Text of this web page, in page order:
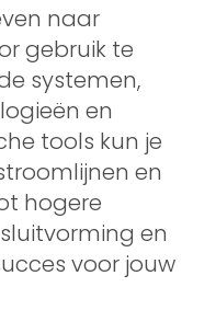
naar
gebruik te
systemen,
en
tools kun je
en
hogere
en
voor jouw